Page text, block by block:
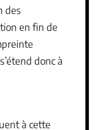
des
en fin de
donc à
à cette